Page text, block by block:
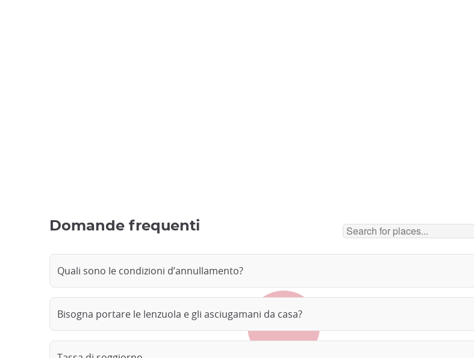
Domande frequenti
Quali sono le condizioni d’annullamento?
Bisogna portare le lenzuola e gli asciugamani da casa?